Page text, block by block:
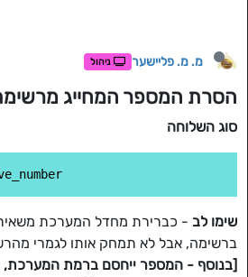
מ. מ. פליישער ניהול
הסרת המספר המחייג
סוג השלוחה
שימו לב - כברירת מחדל המערכת
ברשימה, אבל לא תמחק אותו לגמרי
[בנוסף - המספר ייחסם ברמת המערכת,